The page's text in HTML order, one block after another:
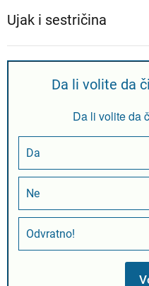
Ujak i sestričina
Da li volite da
Da li volite da
Da
Ne
Odvratno!